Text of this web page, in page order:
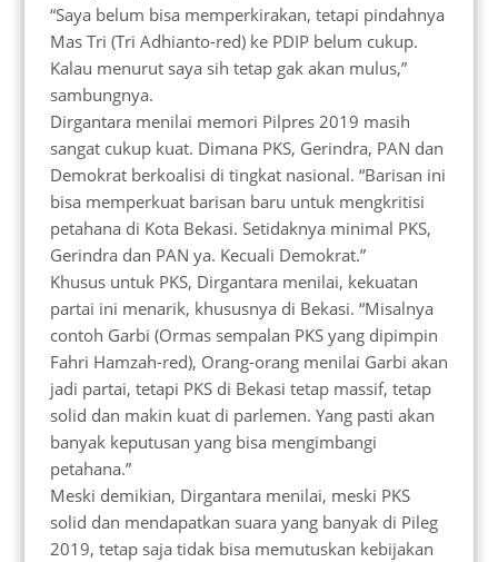
“Saya belum bisa memperkirakan, tetapi pindahnya
Mas Tri (Tri Adhianto-red) ke PDIP belum cukup.
Kalau menurut saya sih tetap gak akan mulus,”
sambungnya.
Dirgantara menilai memori Pilpres 2019 masih
sangat cukup kuat. Dimana PKS, Gerindra, PAN dan
Demokrat berkoalisi di tingkat nasional. “Barisan ini
bisa memperkuat barisan baru untuk mengkritisi
petahana di Kota Bekasi. Setidaknya minimal PKS,
Gerindra dan PAN ya. Kecuali Demokrat.”
Khusus untuk PKS, Dirgantara menilai, kekuatan
partai ini menarik, khususnya di Bekasi. “Misalnya
contoh Garbi (Ormas sempalan PKS yang dipimpin
Fahri Hamzah-red), Orang-orang menilai Garbi akan
jadi partai, tetapi PKS di Bekasi tetap massif, tetap
solid dan makin kuat di parlemen. Yang pasti akan
banyak keputusan yang bisa mengimbangi
petahana.”
Meski demikian, Dirgantara menilai, meski PKS
solid dan mendapatkan suara yang banyak di Pileg
2019, tetap saja tidak bisa memutuskan kebijakan